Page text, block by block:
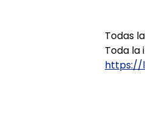
Todas
Toda la
https://